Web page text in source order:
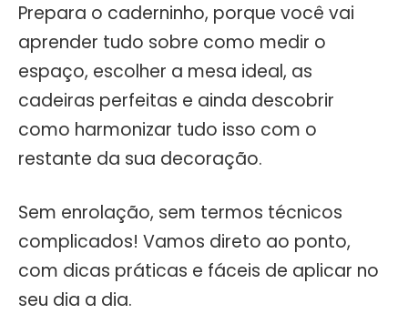
Prepara o caderninho, porque você vai
aprender tudo sobre como medir o
espaço, escolher a mesa ideal, as
cadeiras perfeitas e ainda descobrir
como harmonizar tudo isso com o
restante da sua decoração.
Sem enrolação, sem termos técnicos
complicados! Vamos direto ao ponto,
com dicas práticas e fáceis de aplicar no
seu dia a dia.